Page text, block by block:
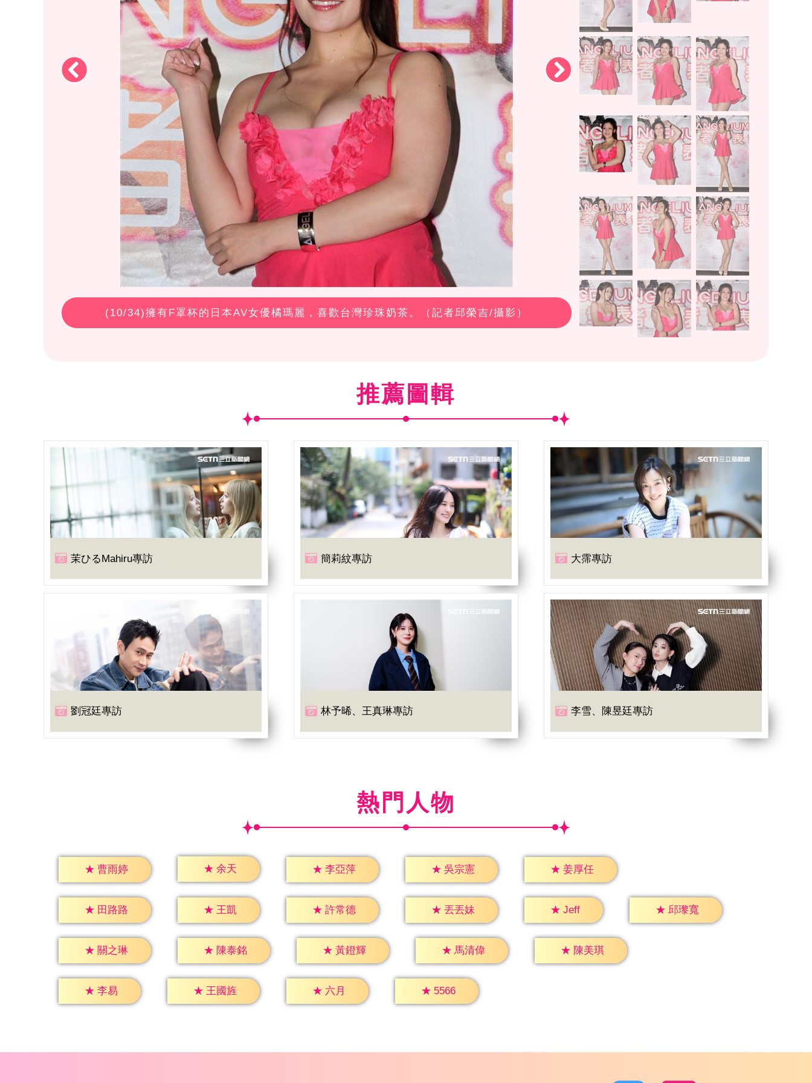
(10/34)擁有F罩杯的日本AV女優橘瑪麗，喜歡台灣珍珠奶茶。（記者邱榮吉/攝影）
推薦圖輯
茉ひるMahiru專訪 簡莉紋專訪 大霈專訪
劉冠廷專訪 林予晞、王真琳專訪 李雪、陳昱廷專訪
熱門人物
★ 曹雨婷 ★ 余天 ★ 李亞萍 ★ 吳宗憲 ★ 姜厚任
★ 田路路 ★ 王凱 ★ 許常德 ★ 丟丟妹 ★ Jeff ★ 邱瓈寬
★ 關之琳 ★ 陳泰銘 ★ 黃鐙輝 ★ 馬清偉 ★ 陳美琪
★ 李易 ★ 王國旌 ★ 六月 ★ 5566